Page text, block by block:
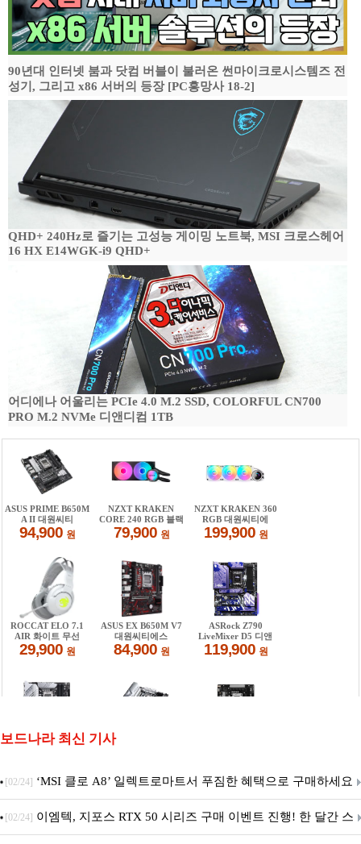
90년대 인터넷 붐과 닷컴 버블이 불러온 썬마이크로시스템즈 전
성기, 그리고 x86 서버의 등장 [PC흥망사 18-2]
QHD+ 240Hz로 즐기는 고성능 게이밍 노트북, MSI 크로스헤어
16 HX E14WGK-i9 QHD+
어디에나 어울리는 PCIe 4.0 M.2 SSD, COLORFUL CN700
PRO M.2 NVMe 디앤디컴 1TB
보드나라 최신 기사
[02/24] ‘MSI 클로 A8’ 일렉트로마트서 푸짐한 혜택으로 구매하세요
[02/24] 이엠텍, 지포스 RTX 50 시리즈 구매 이벤트 진행! 한 달간 스